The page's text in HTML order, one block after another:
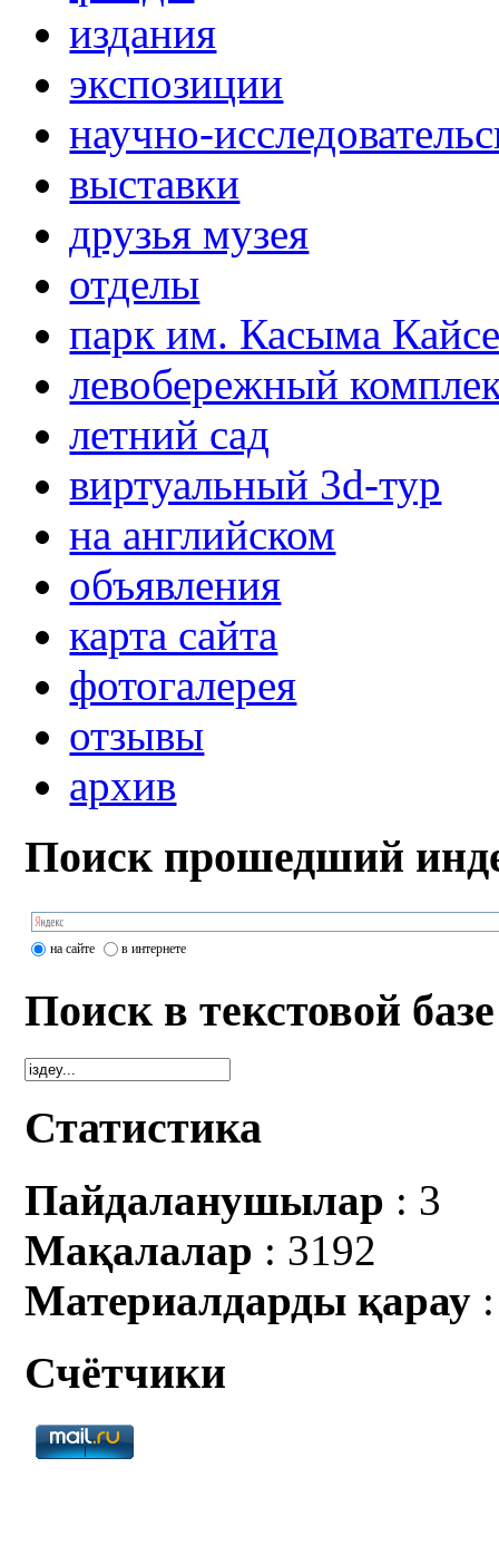
издания
экспозиции
научно-
выставки
друзья музея
отделы
парк им. Касыма
левобережный
летний сад
виртуальный 3d-тур
на английском
объявления
карта сайта
фотогалерея
отзывы
архив
Поиск прошедший
на сайте в интернете
Поиск в текстовой базе
Статистика
Пайдаланушылар : 3
Мақалалар : 3192
Материалдарды қарау
Счётчики